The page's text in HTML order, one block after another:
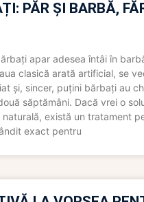
PĂR ȘI BARBĂ,
apar adesea întâi în
clasică arată artificial, se
și, sincer, puțini bărbați au
săptămâni. Dacă vrei o
există un tratament
exact pentru